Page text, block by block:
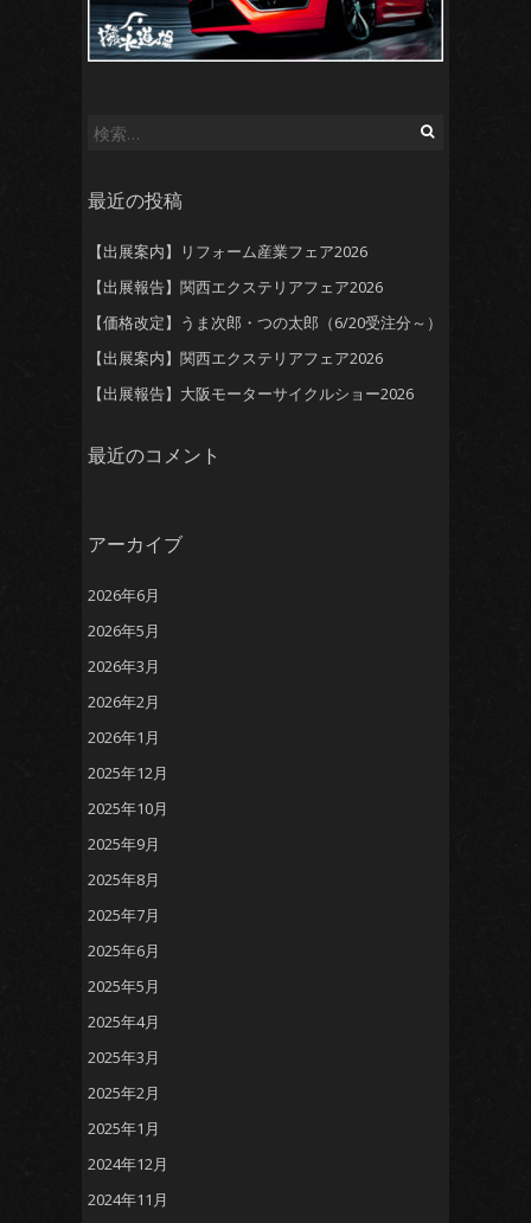
検
最近の投稿
【出展案内】リフォーム産業フェア2026
【出展報告】関西エクステリアフェア2026
【価格改定】うま次郎・つの太郎（6/20受注分～）
【出展案内】関西エクステリアフェア2026
【出展報告】大阪モーターサイクルショー2026
最近のコメント
アーカイブ
2026年6月
2026年5月
2026年3月
2026年2月
2026年1月
2025年12月
2025年10月
2025年9月
2025年8月
2025年7月
2025年6月
2025年5月
2025年4月
2025年3月
2025年2月
2025年1月
2024年12月
2024年11月